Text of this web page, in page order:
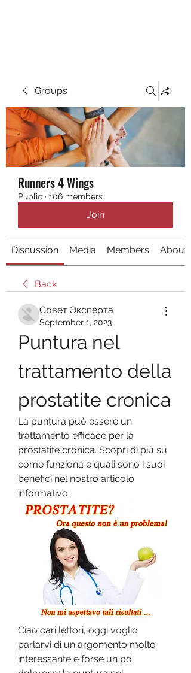
Groups
Runners 4 Wings
Public · 106 members
Join
Discussion Media Members About
Back
Совет Эксперта
September 1, 2023
Puntura nel
trattamento della
prostatite cronica
La puntura può essere un
trattamento efficace per la
prostatite cronica. Scopri di più su
come funziona e quali sono i suoi
benefici nel nostro articolo
informativo.
Ciao cari lettori, oggi voglio
parlarvi di un argomento molto
interessante e forse un po'